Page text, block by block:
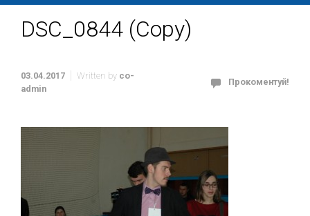
DSC_0844 (Copy)
03.04.2017 Written by co-
admin
Прокоментуй!